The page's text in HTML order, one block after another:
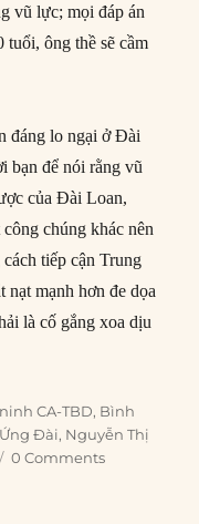
vũ lực; mọi đáp án
tuổi, ông thề sẽ cầm
đáng lo ngại ở Đài
bạn để nói rằng vũ
của Đài Loan,
chúng khác nên
tiếp cận Trung
mạnh hơn đe dọa
là cố gắng xoa dịu
Đài Loan, bạn bè đang
CA-TBD, Bình
Đài, Nguyễn Thị
0 Comments